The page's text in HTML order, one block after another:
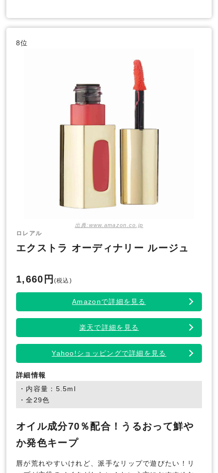
8位
出典:www.amazon.co.jp
ロレアル
エクストラ オーディナリー ルージュ
1,660円 (税込)
Amazonで詳細を見る
楽天で詳細を見る
Yahoo!ショッピングで詳細を見る
詳細情報
・内容量：5.5ml
・全29色
オイル成分70％配合！うるおって鮮や
か発色キープ
唇が荒れやすいけれど、派手なリップで遊びたい！リ